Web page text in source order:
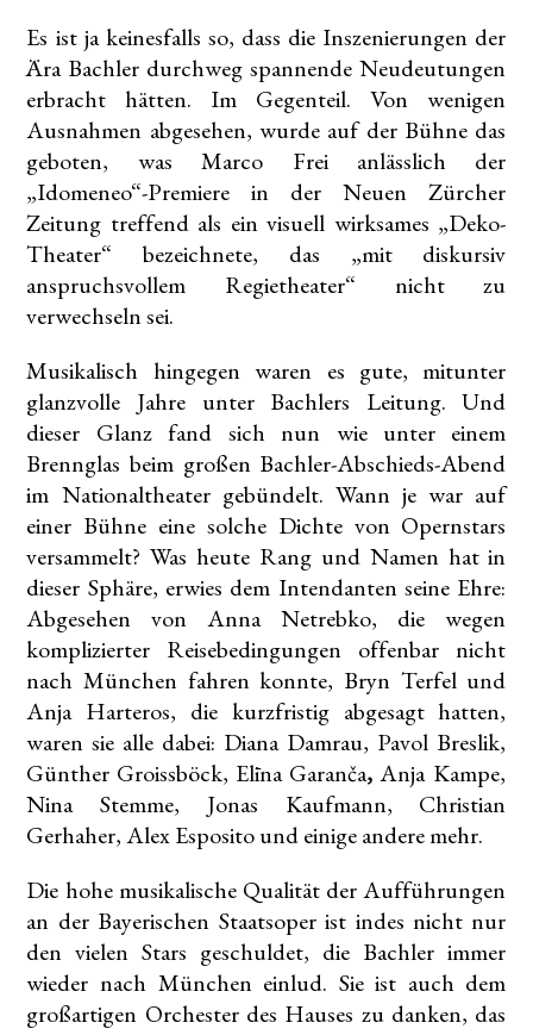
Es ist ja keinesfalls so, dass die Inszenierungen der
Ära Bachler durchweg spannende Neudeutungen
erbracht hätten. Im Gegenteil. Von wenigen
Ausnahmen abgesehen, wurde auf der Bühne das
geboten, was Marco Frei anlässlich der
„Idomeneo“-Premiere in der Neuen Zürcher
Zeitung treffend als ein visuell wirksames „Deko-
Theater“ bezeichnete, das „mit diskursiv
anspruchsvollem Regietheater“ nicht zu
verwechseln sei.
Musikalisch hingegen waren es gute, mitunter
glanzvolle Jahre unter Bachlers Leitung. Und
dieser Glanz fand sich nun wie unter einem
Brennglas beim großen Bachler-Abschieds-Abend
im Nationaltheater gebündelt. Wann je war auf
einer Bühne eine solche Dichte von Opernstars
versammelt? Was heute Rang und Namen hat in
dieser Sphäre, erwies dem Intendanten seine Ehre:
Abgesehen von Anna Netrebko, die wegen
komplizierter Reisebedingungen offenbar nicht
nach München fahren konnte, Bryn Terfel und
Anja Harteros, die kurzfristig abgesagt hatten,
waren sie alle dabei: Diana Damrau, Pavol Breslik,
Günther Groissböck, Elīna Garanča,Anja Kampe,
Nina Stemme, Jonas Kaufmann, Christian
Gerhaher, Alex Esposito und einige andere mehr.
Die hohe musikalische Qualität der Aufführungen
an der Bayerischen Staatsoper ist indes nicht nur
den vielen Stars geschuldet, die Bachler immer
wieder nach München einlud. Sie ist auch dem
großartigen Orchester des Hauses zu danken, das